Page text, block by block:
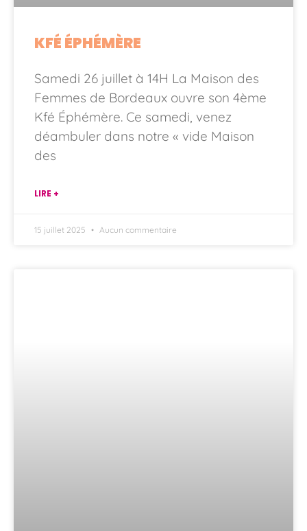
KFÉ ÉPHÉMÈRE
Samedi 26 juillet à 14H La Maison des
Femmes de Bordeaux ouvre son 4ème
Kfé Éphémère. Ce samedi, venez
déambuler dans notre « vide Maison
des
LIRE +
15 juillet 2025 Aucun commentaire